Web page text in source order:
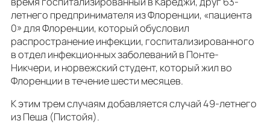
летнего предпринимателя из Флоренции, «пациента
0» для Флоренции, который обусловил
распространение инфекции, госпитализированного
в отдел инфекционных заболеваний в Понте-
Никчери, и норвежский студент, который жил во
Флоренции в течение шести месяцев.
К этим трем случаям добавляется случай 49-летнего
из Пеша (Пистойя).